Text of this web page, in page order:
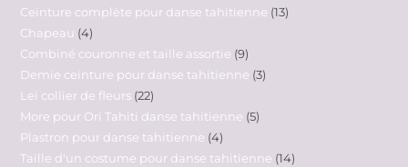
Ceinture complète pour danse tahitienne 13
Chapeau 4
Combiné couronne et taille assortie 9
Demie ceinture pour danse tahitienne 3
Lei collier de fleurs 22
More pour Ori Tahiti danse tahitienne 5
Plastron pour danse tahitienne 4
Taille d'un costume pour danse tahitienne 14